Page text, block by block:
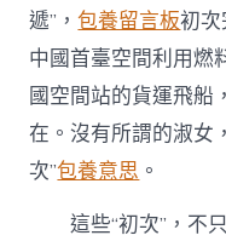
遞”，包養留言板初
中國首臺空間利用燃
國空間站的貨運飛船
在。沒有所謂的淑女
次”包養意思 。
這些“初次”，不